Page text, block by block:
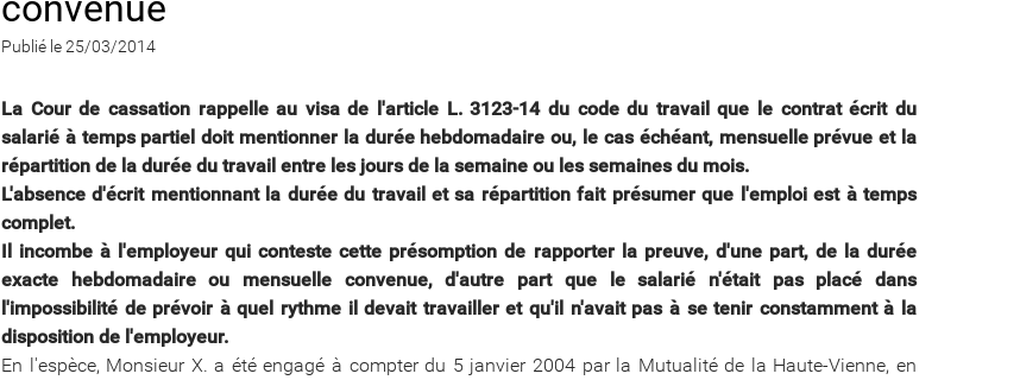
Publié le 25/03/2014
La Cour de cassation rappelle au visa de l'article L. 3123-14 du code du travail que le contrat écrit du
salarié à temps partiel doit mentionner la durée hebdomadaire ou, le cas échéant, mensuelle prévue et la
répartition de la durée du travail entre les jours de la semaine ou les semaines du mois.
L'absence d'écrit mentionnant la durée du travail et sa répartition fait présumer que l'emploi est à temps
complet.
Il incombe à l'employeur qui conteste cette présomption de rapporter la preuve, d'une part, de la durée
exacte hebdomadaire ou mensuelle convenue, d'autre part que le salarié n'était pas placé dans
l'impossibilité de prévoir à quel rythme il devait travailler et qu'il n'avait pas à se tenir constamment à la
disposition de l'employeur.
En l'espèce, Monsieur X. a été engagé à compter du 5 janvier 2004 par la Mutualité de la Haute-Vienne, en